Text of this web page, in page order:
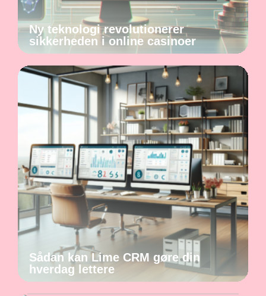
Ny teknologi revolutionerer
sikkerheden i online casinoer
Sådan kan Lime CRM gøre din
hverdag lettere